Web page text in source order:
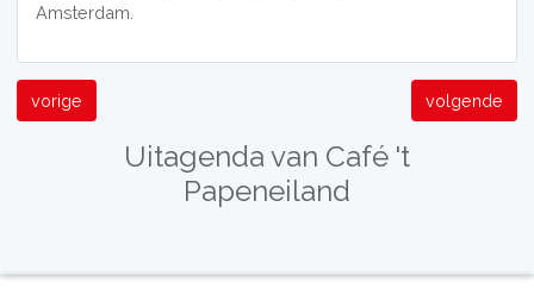
Amsterdam.
vorige volgende
Uitagenda van Café 't
Papeneiland